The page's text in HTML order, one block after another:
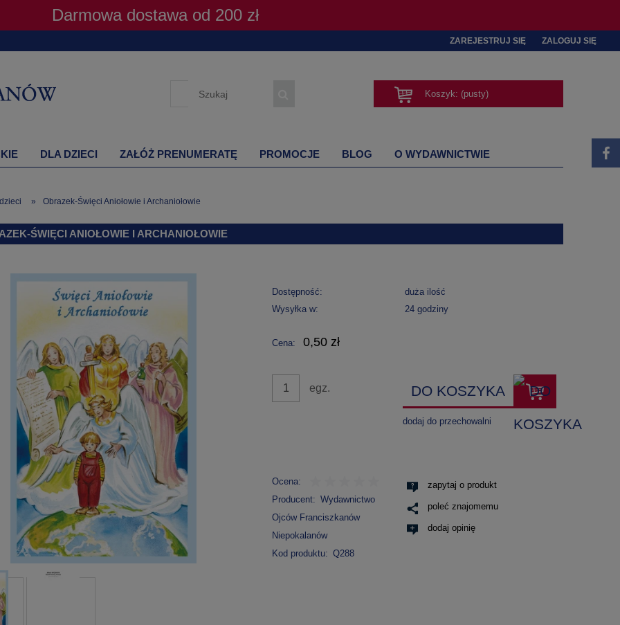
Darmowa dostawa od 200 zł
ZAREJESTRUJ SIĘ ZALOGUJ SIĘ
Koszyk: (pusty)
DLA DZIECI ZAŁÓŻ PRENUMERATĘ PROMOCJE BLOG O WYDAWNICTWIE
» Obrazek-Święci Aniołowie i Archaniołowie
ŚWIĘCI ANIOŁOWIE I ARCHANIOŁOWIE
Dostępność:
duża ilość
Wysyłka w:
24 godziny
Cena: 0,50 zł
egz. DO KOSZYKA
dodaj do przechowalni
Ocena:
Producent: Wydawnictwo
Ojców Franciszkanów
Niepokalanów
Kod produktu: Q288
zapytaj o produkt
poleć znajomemu
dodaj opinię